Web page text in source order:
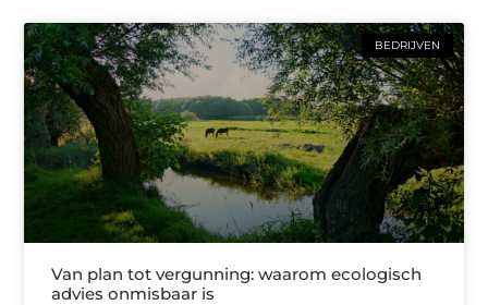
BEDRIJVEN
Van plan tot vergunning: waarom ecologisch
advies onmisbaar is